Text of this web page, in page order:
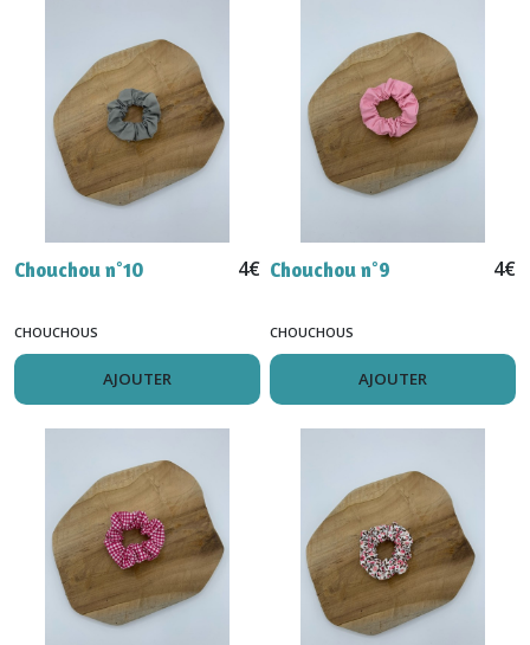
Chouchou n°10 4€
CHOUCHOUS
AJOUTER
Chouchou n°9 4€
CHOUCHOUS
AJOUTER